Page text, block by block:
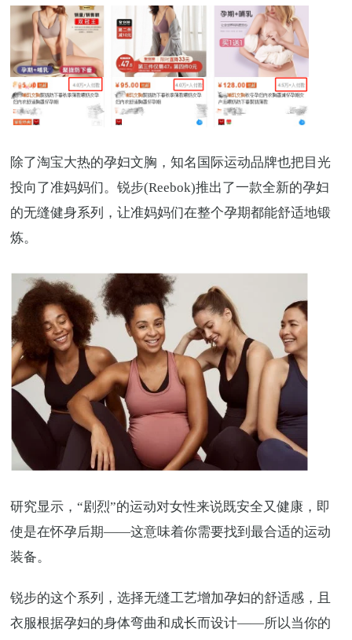
除了淘宝大热的孕妇文胸，知名国际运动品牌也把目光
投向了准妈妈们。锐步(Reebok)推出了一款全新的孕妇
的无缝健身系列，让准妈妈们在整个孕期都能舒适地锻
炼。
研究显示，“剧烈”的运动对女性来说既安全又健康，即
使是在怀孕后期——这意味着你需要找到最合适的运动
装备。
锐步的这个系列，选择无缝工艺增加孕妇的舒适感，且
衣服根据孕妇的身体弯曲和成长而设计——所以当你的